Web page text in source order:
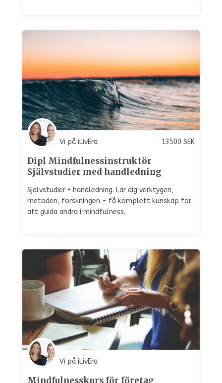
Vi på iLivEra 13500 SEK
Dipl Mindfulnessinstruktör
Självstudier med handledning
Självstudier + handledning. Lär dig verktygen,
metoden, forskningen - få komplett kunskap för
att guida andra i mindfulness.
Vi på iLivEra
Mindfulnesskurs för företag